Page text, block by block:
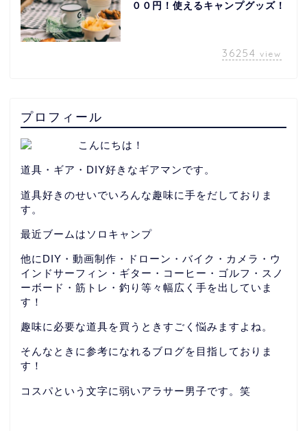
００円！使えるキャンプグッズ！
36254 view
プロフィール
こんにちは！
道具・ギア・DIY好きなギアマンです。
道具好きのせいでいろんな趣味に手をだしておりま
す。
最近ブームはソロキャンプ
他にDIY・動画制作・ドローン・バイク・カメラ・ウ
インドサーフィン・ギター・コーヒー・ゴルフ・スノ
ーボード・筋トレ・釣り等々幅広く手を出していま
す！
趣味に必要な道具を買うときすごく悩みますよね。
そんなときに参考になれるブログを目指しておりま
す！
コスパという文字に弱いアラサー男子です。笑